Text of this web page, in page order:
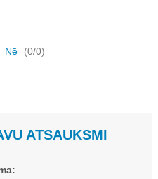
Nē (0/0)
ATSAUKSMI